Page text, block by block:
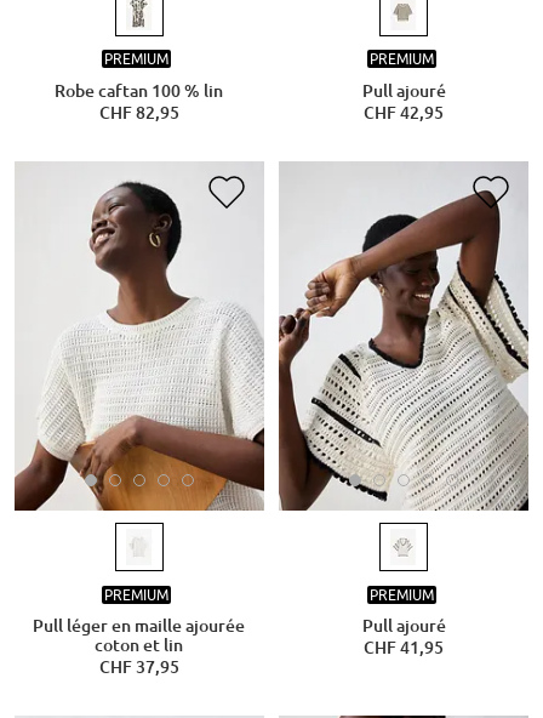
PREMIUM
Robe caftan 100 % lin
CHF 82,95
PREMIUM
Pull ajouré
CHF 42,95
PREMIUM
Pull léger en maille ajourée
coton et lin
CHF 37,95
PREMIUM
Pull ajouré
CHF 41,95